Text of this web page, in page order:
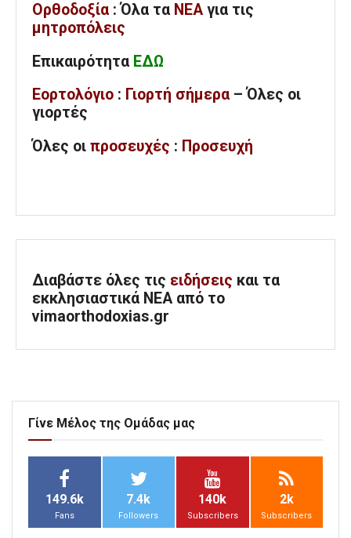
Ορθοδοξία : Όλα τα ΝΕΑ για τις
μητροπόλεις
Επικαιρότητα ΕΔΩ
Εορτολόγιο : Γιορτή σήμερα – Όλες οι
γιορτές
Όλες οι προσευχές : Προσευχή
Διαβάστε όλες τις ειδήσεις και τα
εκκλησιαστικά ΝΕΑ από το
vimaorthodoxias.gr
Γίνε Μέλος της Ομάδας μας
149.6k
Fans
7.4k
Followers
140k
Subscribers
2k
Subscribers